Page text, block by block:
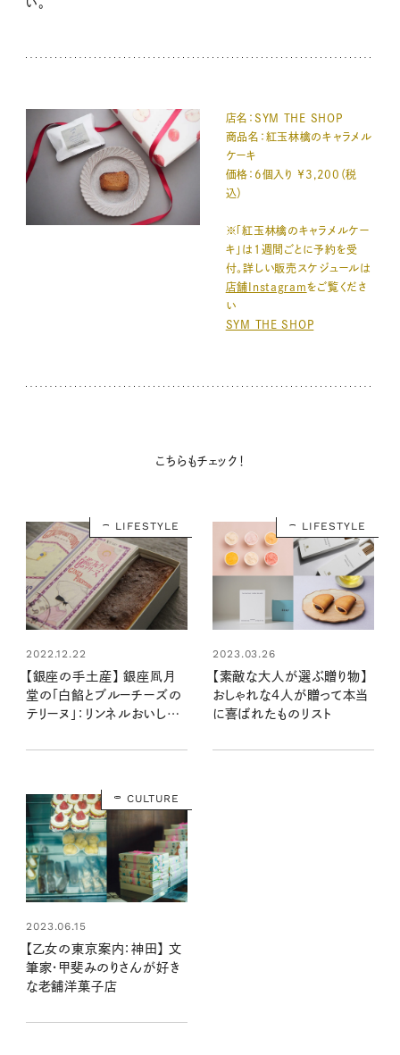
い。
店名：SYM THE SHOP
商品名：紅玉林檎のキャラメル
ケーキ
価格：6個入り ￥3,200（税
込）
※「紅玉林檎のキャラメルケー
キ」は1週間ごとに予約を受
付。詳しい販売スケジュールは
店舗Instagramをご覧くださ
い
SYM THE SHOP
こちらもチェック！
LIFESTYLE
2022.12.22
【銀座の手土産】 銀座凮月
堂の「白餡とブルーチーズの
テリーヌ」：リンネルおいしい
LIFESTYLE
2023.03.26
【素敵な大人が選ぶ贈り物】
おしゃれな4人が贈って本当
に喜ばれたものリスト
CULTURE
2023.06.15
【乙女の東京案内：神田】 文
筆家・甲斐みのりさんが好き
な老舗洋菓子店